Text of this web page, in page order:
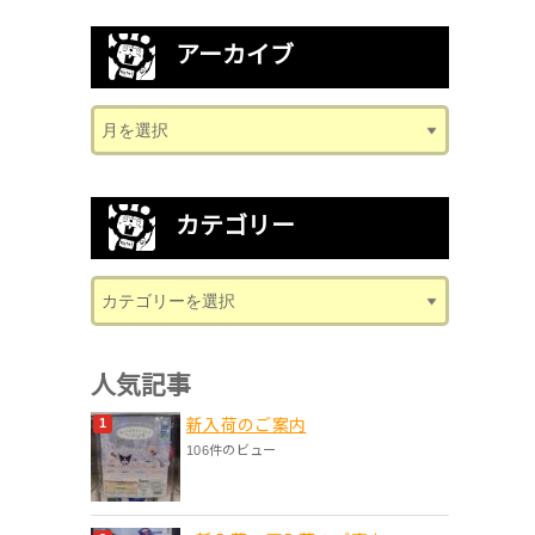
アーカイブ
カテゴリー
人気記事
新入荷のご案内
106件のビュー